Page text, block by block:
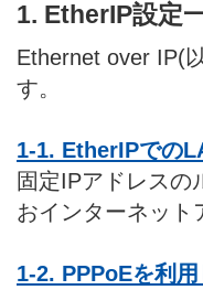
1. EtherIP設定
Ethernet over IP(
す。
1-1. EtherIPでの
固定IPアドレスの
おインターネット
1-2. PPPoEを利